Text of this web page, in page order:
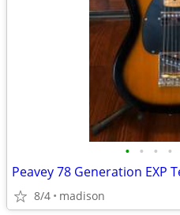
• • • •
8/4 madison